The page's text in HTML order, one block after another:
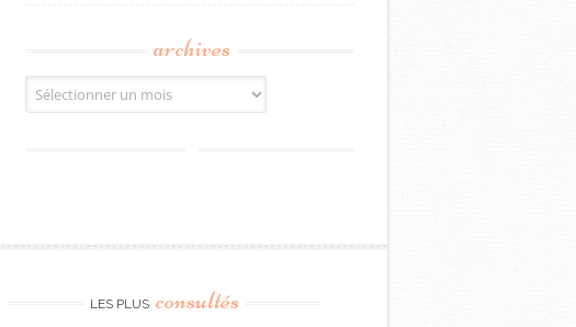
archives
Archives
LES PLUS consultés